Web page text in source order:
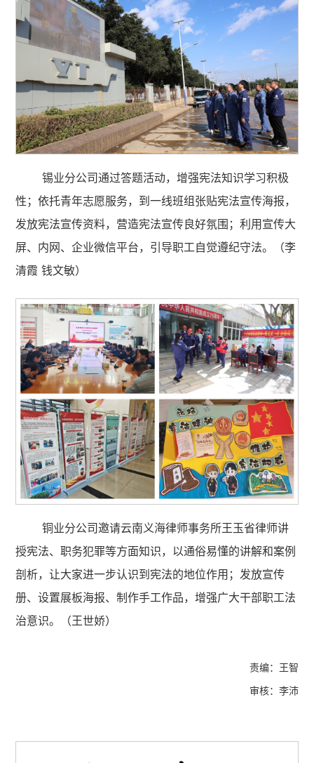
锡业分公司通过答题活动，增强宪法知识学习积极
性；依托青年志愿服务，到一线班组张贴宪法宣传海报，
发放宪法宣传资料，营造宪法宣传良好氛围；利用宣传大
屏、内网、企业微信平台，引导职工自觉遵纪守法。（李
清霞 钱文敏）
铜业分公司邀请云南义海律师事务所王玉省律师讲
授宪法、职务犯罪等方面知识，以通俗易懂的讲解和案例
剖析，让大家进一步认识到宪法的地位作用；发放宣传
册、设置展板海报、制作手工作品，增强广大干部职工法
治意识。（王世娇）
责编：王智
审核：李沛